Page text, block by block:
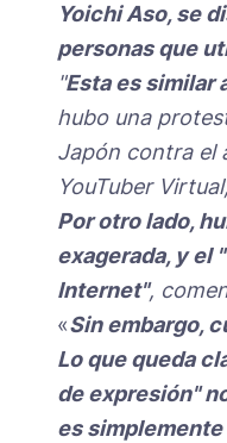
Yoichi Aso, se
personas que
"Esta es similar
hubo una
Japón contra el
YouTuber
Por otro lado,
exagerada, y el
Internet",
«Sin embargo,
Lo que queda
de expresión"
es